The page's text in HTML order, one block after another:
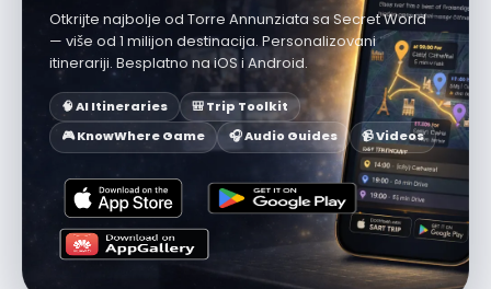
Otkrijte najbolje od Torre Annunziata sa Secret World
— više od 1 milijon destinacija. Personalizovani
itinerariji. Besplatno na iOS i Android.
🧠 AI Itineraries
🎒 Trip Toolkit
🎮 KnowWhere Game
🎧 Audio Guides 📹 Videos